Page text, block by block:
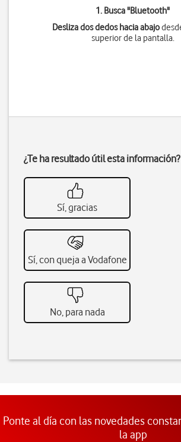
1. Busca "Bluetooth"
Desliza dos dedos hacia abajo
superior de la pantalla.
¿Te ha resultado útil esta información?
Sí, gracias
Sí, con queja a Vodafone
No, para nada
Ponte al día con las novedades
la app